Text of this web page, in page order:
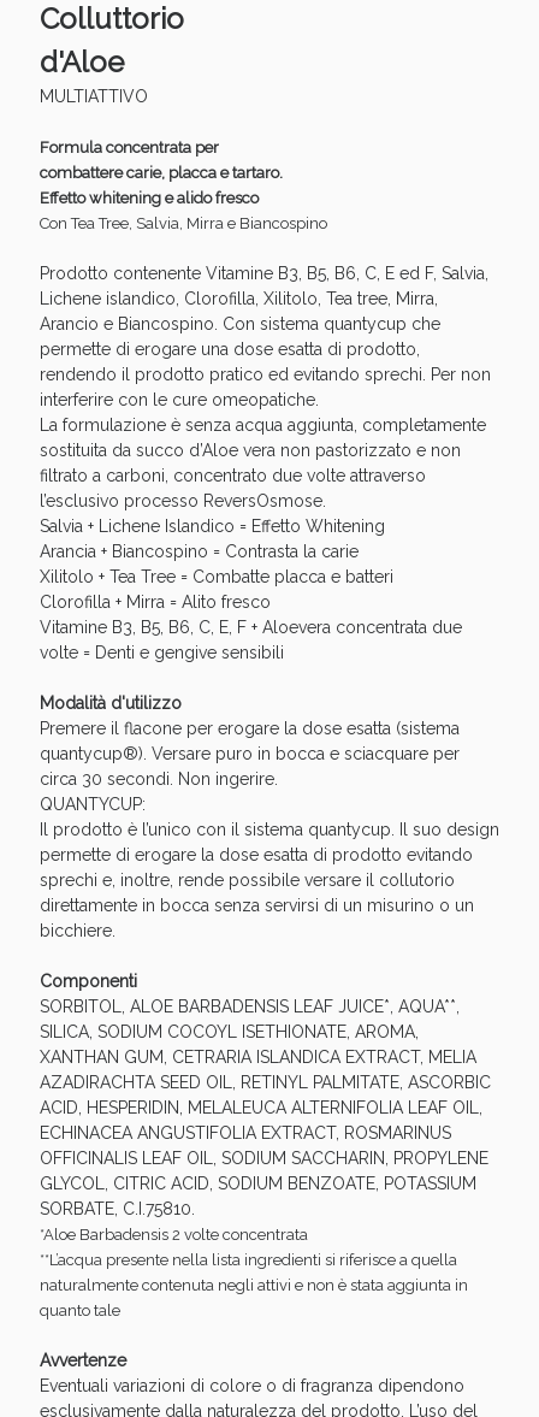
Colluttorio
d'Aloe
MULTIATTIVO
Formula concentrata per
combattere carie, placca e tartaro.
Effetto whitening e alido fresco
Con Tea Tree, Salvia, Mirra e Biancospino
Prodotto contenente Vitamine B3, B5, B6, C, E ed F, Salvia,
Lichene islandico, Clorofilla, Xilitolo, Tea tree, Mirra,
Arancio e Biancospino. Con sistema quantycup che
permette di erogare una dose esatta di prodotto,
rendendo il prodotto pratico ed evitando sprechi. Per non
interferire con le cure omeopatiche.
La formulazione è senza acqua aggiunta, completamente
sostituita da succo d’Aloe vera non pastorizzato e non
filtrato a carboni, concentrato due volte attraverso
l’esclusivo processo ReversOsmose.
Salvia + Lichene Islandico = Effetto Whitening
Arancia + Biancospino = Contrasta la carie
Xilitolo + Tea Tree = Combatte placca e batteri
Clorofilla + Mirra = Alito fresco
Vitamine B3, B5, B6, C, E, F + Aloevera concentrata due
volte = Denti e gengive sensibili
Modalità d'utilizzo
Premere il flacone per erogare la dose esatta (sistema
quantycup®). Versare puro in bocca e sciacquare per
circa 30 secondi. Non ingerire.
QUANTYCUP:
Il prodotto è l’unico con il sistema quantycup. Il suo design
permette di erogare la dose esatta di prodotto evitando
sprechi e, inoltre, rende possibile versare il collutorio
direttamente in bocca senza servirsi di un misurino o un
bicchiere.
Componenti
SORBITOL, ALOE BARBADENSIS LEAF JUICE*, AQUA**,
SILICA, SODIUM COCOYL ISETHIONATE, AROMA,
XANTHAN GUM, CETRARIA ISLANDICA EXTRACT, MELIA
AZADIRACHTA SEED OIL, RETINYL PALMITATE, ASCORBIC
ACID, HESPERIDIN, MELALEUCA ALTERNIFOLIA LEAF OIL,
ECHINACEA ANGUSTIFOLIA EXTRACT, ROSMARINUS
OFFICINALIS LEAF OIL, SODIUM SACCHARIN, PROPYLENE
GLYCOL, CITRIC ACID, SODIUM BENZOATE, POTASSIUM
SORBATE, C.I.75810.
*Aloe Barbadensis 2 volte concentrata
**L’acqua presente nella lista ingredienti si riferisce a quella
naturalmente contenuta negli attivi e non è stata aggiunta in
quanto tale
Avvertenze
Eventuali variazioni di colore o di fragranza dipendono
esclusivamente dalla naturalezza del prodotto. L’uso del
Sconto fino al 55% disponibile oggi!
Vie Urinarie e Prostata: Sconti fino al 45% oggi!
Benessere Intestinale: Sconto fino al 55% valido